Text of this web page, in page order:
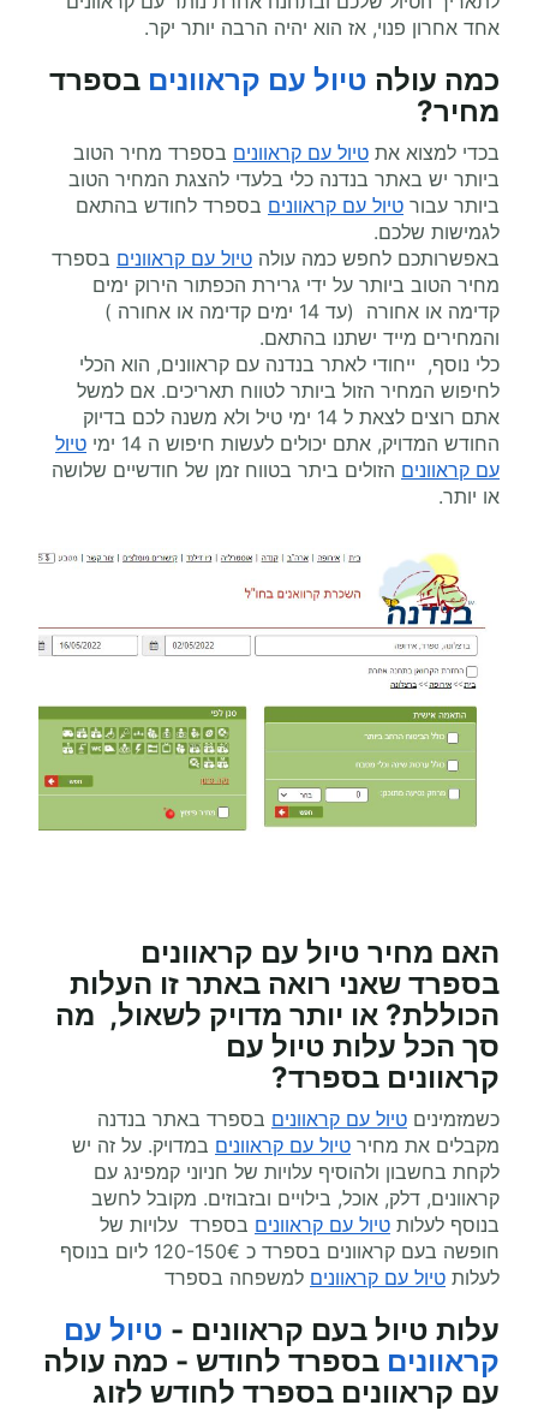
אחד אחרון פנוי, אז הוא יהיה הרבה יותר יקר.
כמה עולה טיול עם קראוונים בספרד
מחיר?
בכדי למצוא את טיול עם קראוונים בספרד מחיר הטוב
ביותר יש באתר בנדנה כלי בלעדי להצגת המחיר הטוב
ביותר עבור טיול עם קראוונים בספרד לחודש בהתאם
לגמישות שלכם.
באפשרותכם לחפש כמה עולה טיול עם קראוונים בספרד
מחיר הטוב ביותר על ידי גרירת הכפתור הירוק ימים
קדימה או אחורה (עד 14 ימים קדימה או אחורה )
והמחירים מייד ישתנו בהתאם.
כלי נוסף, ייחודי לאתר בנדנה עם קראוונים, הוא הכלי
לחיפוש המחיר הזול ביותר לטווח תאריכים. אם למשל
אתם רוצים לצאת ל 14 ימי טיל ולא משנה לכם בדיוק
החודש המדויק, אתם יכולים לעשות חיפוש ה 14 ימי
טיול
עם קראוונים הזולים ביתר בטווח זמן של חודשיים שלושה
או יותר.
האם מחיר טיול עם קראוונים
בספרד שאני רואה באתר זו העלות
הכוללת? או יותר מדויק לשאול, מה
סך הכל עלות טיול עם
קראוונים בספרד?
כשמזמינים טיול עם קראוונים בספרד באתר בנדנה
מקבלים את מחיר טיול עם קראוונים במדויק. על זה יש
לקחת בחשבון ולהוסיף עלויות של חניוני קמפינג עם
קראוונים, דלק, אוכל, בילויים ובזבוזים. מקובל לחשב
בנוסף לעלות טיול עם קראוונים בספרד עלויות של
חופשה בעם קראוונים בספרד כ 120-150€ ליום בנוסף
לעלות טיול עם קראוונים למשפחה בספרד
עלות טיול בעם קראוונים - טיול עם
קראוונים בספרד לחודש - כמה עולה
עם קראוונים בספרד לחודש לזוג